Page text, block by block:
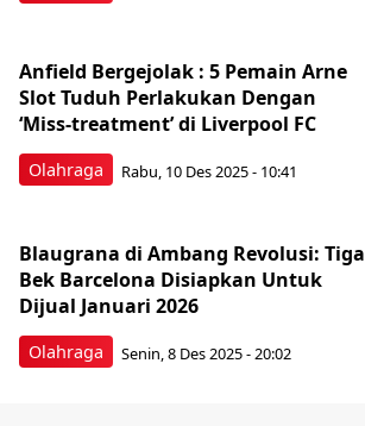
Olahraga
Anfield Bergejolak : 5 Pemain Arne
Slot Tuduh Perlakukan Dengan
‘Miss-treatment’ di Liverpool FC
Rabu, 10 Des 2025 - 10:41
Olahraga
Blaugrana di Ambang Revolusi: Tiga
Bek Barcelona Disiapkan Untuk
Dijual Januari 2026
Senin, 8 Des 2025 - 20:02